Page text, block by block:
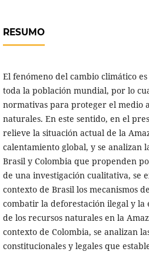
RESUMO
El fenómeno del cambio climático
toda la población mundial, por lo
normativas para proteger el medio
naturales. En este sentido, en el
relieve la situación actual de la
calentamiento global, y se analizan
Brasil y Colombia que propenden
de una investigación cualitativa, se
contexto de Brasil los mecanismos
combatir la deforestación ilegal y la
de los recursos naturales en la
contexto de Colombia, se analizan
constitucionales y legales que